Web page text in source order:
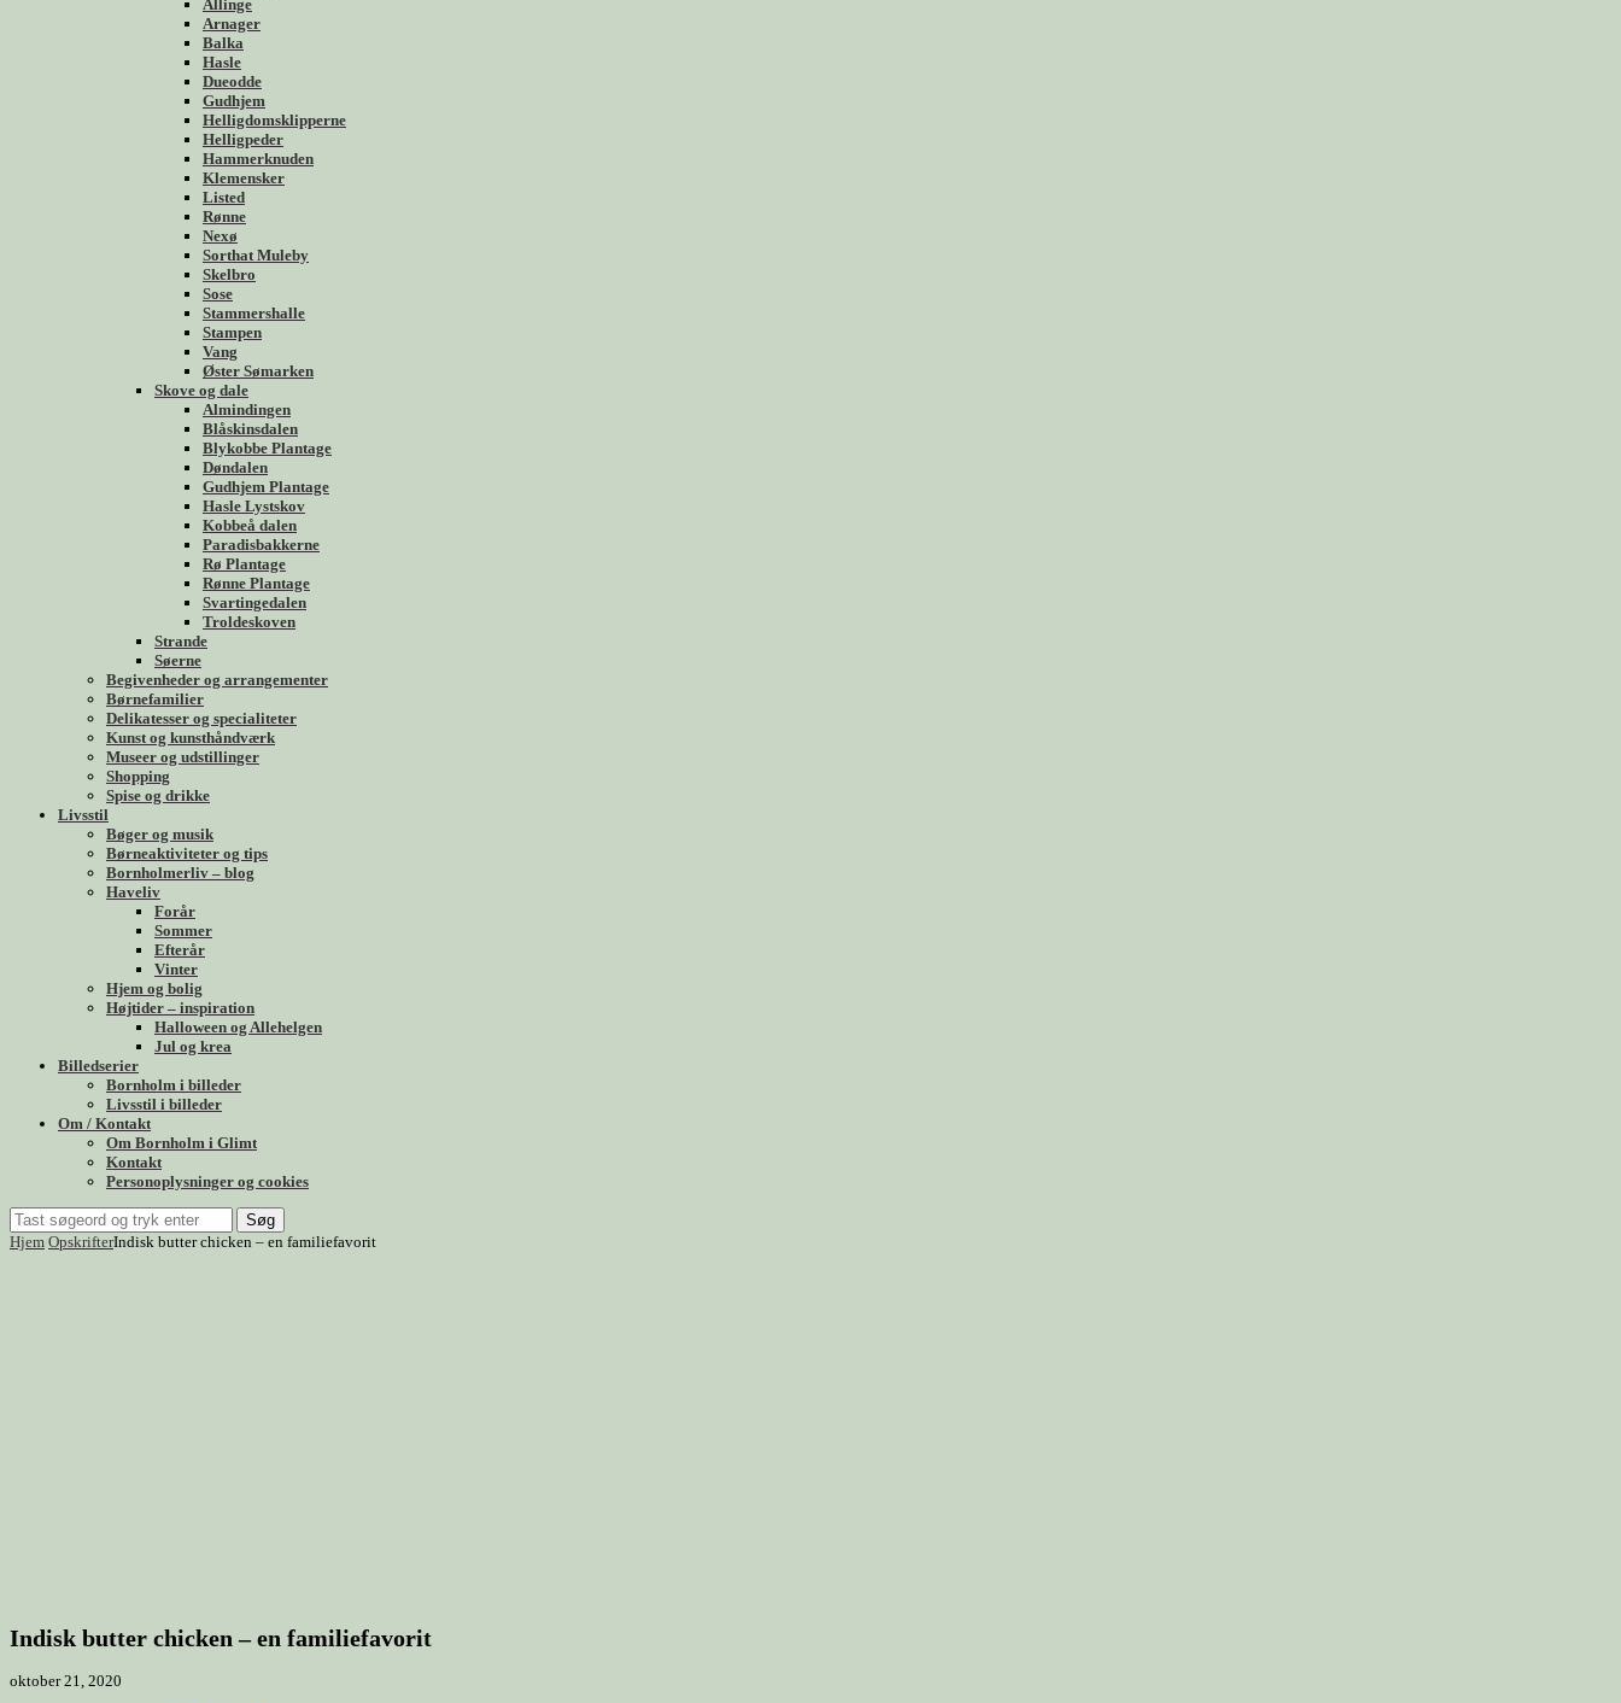
Allinge
Arnager
Balka
Hasle
Dueodde
Gudhjem
Helligdomsklipperne
Helligpeder
Hammerknuden
Klemensker
Listed
Rønne
Nexø
Sorthat Muleby
Skelbro
Sose
Stammershalle
Stampen
Vang
Øster Sømarken
Skove og dale
Almindingen
Blåskinsdalen
Blykobbe Plantage
Døndalen
Gudhjem Plantage
Hasle Lystskov
Kobbeå dalen
Paradisbakkerne
Rø Plantage
Rønne Plantage
Svartingedalen
Troldeskoven
Strande
Søerne
Begivenheder og arrangementer
Børnefamilier
Delikatesser og specialiteter
Kunst og kunsthåndværk
Museer og udstillinger
Shopping
Spise og drikke
Livsstil
Bøger og musik
Børneaktiviteter og tips
Bornholmerliv – blog
Haveliv
Forår
Sommer
Efterår
Vinter
Hjem og bolig
Højtider – inspiration
Halloween og Allehelgen
Jul og krea
Billedserier
Bornholm i billeder
Livsstil i billeder
Om / Kontakt
Om Bornholm i Glimt
Kontakt
Personoplysninger og cookies
Søg
Hjem OpskrifterIndisk butter chicken – en familiefavorit
Indisk butter chicken – en familiefavorit
oktober 21, 2020